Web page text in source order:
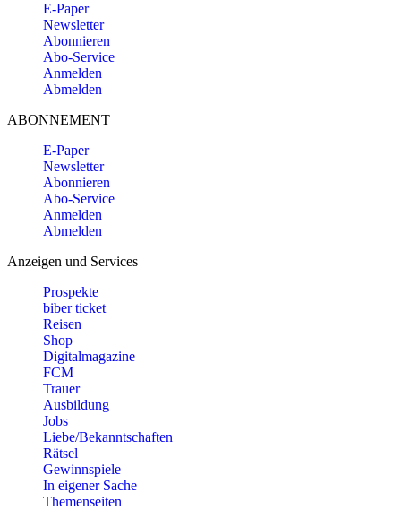
E-Paper
Newsletter
Abonnieren
Abo-Service
Anmelden
Abmelden
ABONNEMENT
E-Paper
Newsletter
Abonnieren
Abo-Service
Anmelden
Abmelden
Anzeigen und Services
Prospekte
biber ticket
Reisen
Shop
Digitalmagazine
FCM
Trauer
Ausbildung
Jobs
Liebe/Bekanntschaften
Rätsel
Gewinnspiele
In eigener Sache
Themenseiten